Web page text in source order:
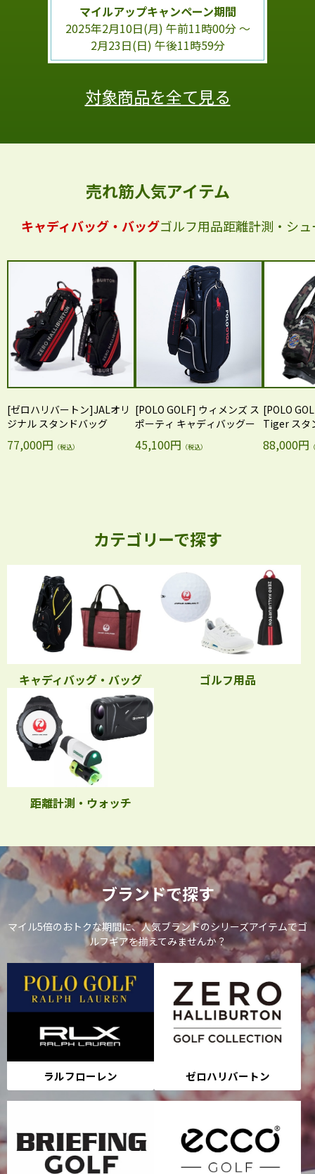
マイルアップキャンペーン期間
2025年2月10日(月) 午前11時00分 ～
2月23日(日) 午後11時59分
対象商品を全て見る
売れ筋人気アイテム
キャディバッグ・バッグゴルフ用品距離計測・シュ
[ゼロハリバートン]JALオリ
ジナル スタンドバッグ
77,000円 （税込）
[POLO GOLF] ウィメンズ ス
ポーティ キャディバッグー
45,100円 （税込）
[POLO
Tiger スタ
ッグ
88,000円
カテゴリーで探す
キャディバッグ・バッグ ゴルフ用品
距離計測・ウォッチ
ブランドで探す
マイル5倍のおトクな期間に、人気ブランドのシリーズアイテムでゴ
ルフギアを揃えてみませんか？
ラルフローレン ゼロハリバートン